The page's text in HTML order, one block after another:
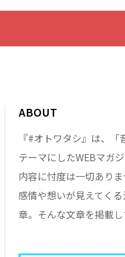
ABOUT
『#オトワタシ』は、
テーマにしたWEBマガジ
内容に忖度は一切あり
感情や想いが見えてく
章。そんな文章を掲載し